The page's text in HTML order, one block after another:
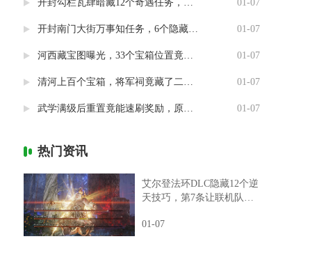
开封勾栏瓦肆暗藏12个奇遇任务，最后一个竟能指引人生方向 01-07
开封南门大街万事知任务，6个隐藏剧情竟然藏着这样的秘密 01-07
河西藏宝图曝光，33个宝箱位置竟然暗藏玄机 01-07
清河上百个宝箱，将军祠竟藏了二十个 01-07
武学满级后重置竟能速刷奖励，原来流派挑战有这种捷径 01-07
热门资讯
艾尔登法环DLC隐藏12个逆
天技巧，第7条让联机队友
01-07